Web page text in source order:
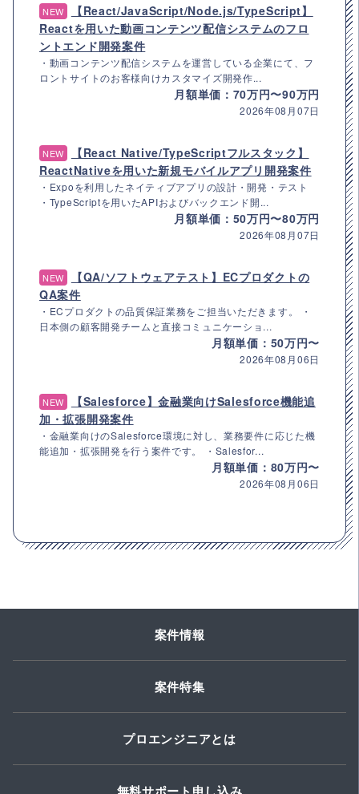
NEW
【React/JavaScript/Node.js/TypeScript】
Reactを用いた動画コンテンツ配信システムのフロ
ントエンド開発案件
・動画コンテンツ配信システムを運営している企業にて、フ
ロントサイトのお客様向けカスタマイズ開発作...
月額単価：70万円〜90万円
2026年08月07日
NEW
【React Native/TypeScriptフルスタック】
ReactNativeを用いた新規モバイルアプリ開発案件
・Expoを利用したネイティブアプリの設計・開発・テスト
・TypeScriptを用いたAPIおよびバックエンド開...
月額単価：50万円〜80万円
2026年08月07日
NEW
【QA/ソフトウェアテスト】ECプロダクトの
QA案件
・ECプロダクトの品質保証業務をご担当いただきます。 ・
日本側の顧客開発チームと直接コミュニケーショ...
月額単価：50万円〜
2026年08月06日
NEW
【Salesforce】金融業向けSalesforce機能追
加・拡張開発案件
・金融業向けのSalesforce環境に対し、業務要件に応じた機
能追加・拡張開発を行う案件です。 ・Salesfor...
月額単価：80万円〜
2026年08月06日
案件情報
案件特集
プロエンジニアとは